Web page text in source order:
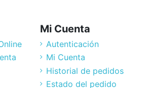
Mi Cuenta
Autenticación
Mi Cuenta
Historial de pedidos
Estado del pedido